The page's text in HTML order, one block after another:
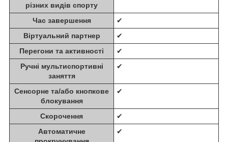
різних видів спорту
Час завершення
✔
Віртуальний партнер
✔
Перегони та активності
✔
Ручні мультиспортивні
заняття
✔
Сенсорне та/або кнопкове
блокування
✔
Скорочення
✔
Автоматичне
✔